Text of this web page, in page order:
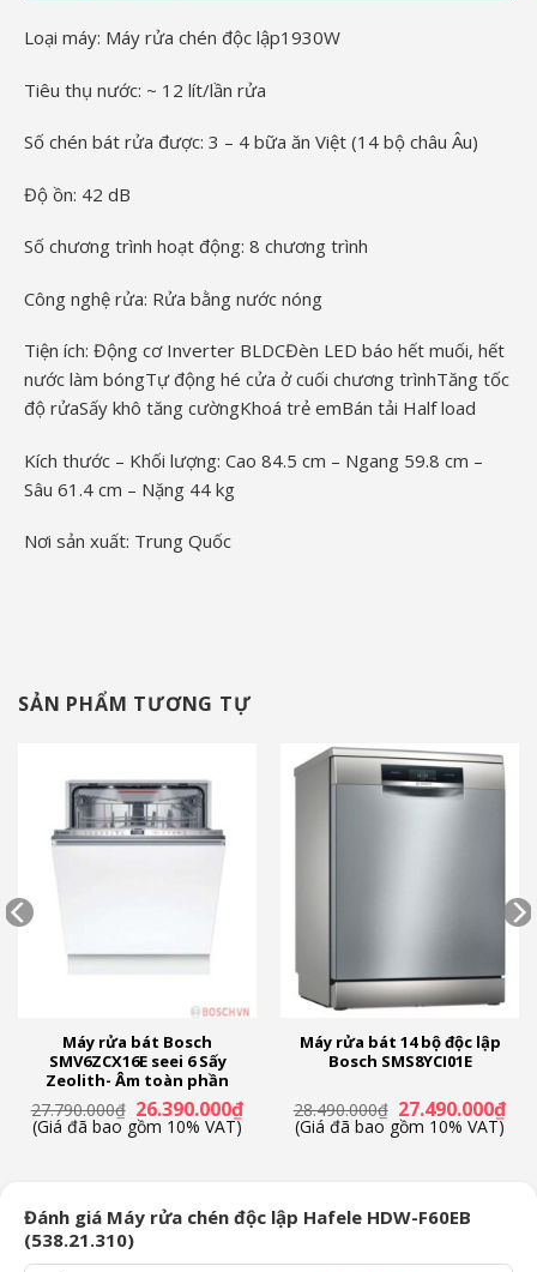
Loại máy: Máy rửa chén độc lập1930W
Tiêu thụ nước: ~ 12 lít/lần rửa
Số chén bát rửa được: 3 – 4 bữa ăn Việt (14 bộ châu Âu)
Độ ồn: 42 dB
Số chương trình hoạt động: 8 chương trình
Công nghệ rửa: Rửa bằng nước nóng
Tiện ích: Động cơ Inverter BLDCĐèn LED báo hết muối, hết
nước làm bóngTự động hé cửa ở cuối chương trìnhTăng tốc
độ rửaSấy khô tăng cườngKhoá trẻ emBán tải Half load
Kích thước – Khối lượng: Cao 84.5 cm – Ngang 59.8 cm –
Sâu 61.4 cm – Nặng 44 kg
Nơi sản xuất: Trung Quốc
SẢN PHẨM TƯƠNG TỰ
Máy rửa bát Bosch
SMV6ZCX16E seei 6 Sấy
Zeolith- Âm toàn phần
27.790.000₫ Giá
gốc
là:
26.390.000₫Giá
(Giá đã bao gồm 10% VAT)
Máy rửa bát 14 bộ độc lập
Bosch SMS8YCI01E
28.490.000₫ Giá
gốc
là:
27.490.000₫Giá
(Giá đã bao gồm 10% VAT)
Đánh giá Máy rửa chén độc lập Hafele HDW-F60EB
(538.21.310)